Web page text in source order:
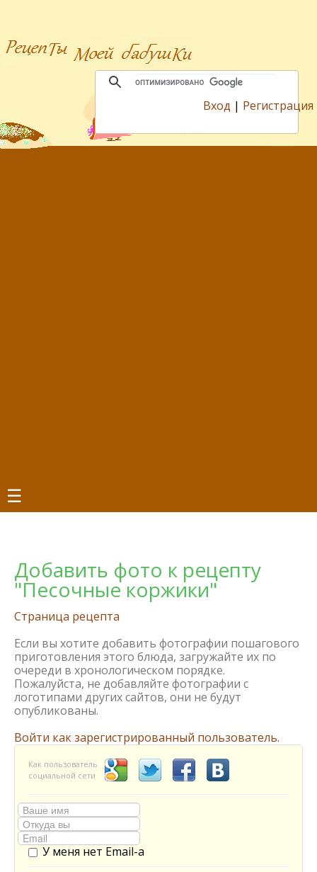
Вход | Регистрация
☰
Добавить фото к рецепту
"Песочные коржики"
Страница рецепта
Если вы хотите добавить фотографии пошагового
приготовления этого блюда, загружайте их по
очереди в хронологическом порядке.
Пожалуйста, не добавляйте фотографии с
логотипами других сайтов, они не будут
опубликованы.
Войти как зарегистрированный пользователь.
Как пользователь
социальной сети
У меня нет Email-а